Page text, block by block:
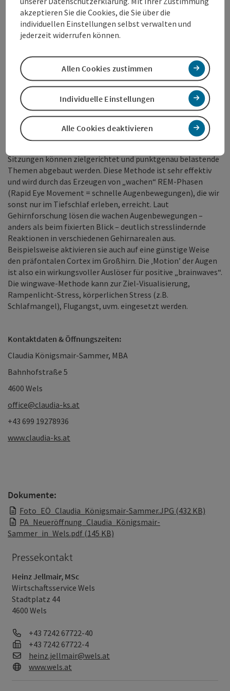
werden geistige Fähigkeiten über einen längeren Zeitraum
selbst trainiert. Durch das regelmäßige Wiederholen wird der
gewünschte Zustand im Unterbewusstsein aktiviert und die
sehr vielfältig und kann bei Stress und Druck im Berufs- und
Privatleben, zur Steigerung der eigenen Leistungsfähigkeit,
zur Entfaltung der eigenen Potentiale, bei Neuorientierung,
zur Stärkung seiner Emotionalen Intelligenz, Erreichung
seiner Ziele uvm. verwendet werden.
Emotionale Leistungsfähigkeit mit wingwave® Coaching
Die wingwave-Methode ist ein weiterer „Werkzeugkasten“
Sitzungen können zielgerichtet und punktgenau belastende
Themen abgebaut werden. Diese Methode ist sehr effektiv
und wird durch das Erzeugen von „wachen“ REM-Phasen
(Rapid Eye Movement = schnelle Augenbewegungen), die wir
sonst nur im Tiefschlaf erleben, erreicht. Laut
Gehirnforschung lösen die wachen Augenbewegungen –
anders als beim fixierten Blick – deutlich stresslindernde
Reaktionen in verschiedenen Gehirnarealen aus.
Beispielsweise aktivieren sie auch auf eine günstige Weise
den präfontalen Cortex im Großhirn. Die ‚Motion’ der Augen
ist also ein wirkungsvoller Auslöser für positive „brainwaves“.
Die wingwave-Methode kann zur Ziel-Visualisierung,
Rampenlicht-Stress, körperlichen Stress (z.B.
Schlafmangel), Flugangst, uvm. eingesetzt werden.
Kontaktdaten & Öffnungszeiten:
Claudia Königsmair-Sammer, MBA
Bahnhofstraße 5
4600 Wels
office@claudia-ks.at
+43 699 19278936
www.claudia-ks.at
Dokumente:
Foto_EÖ_Claudia_Königsmair-Sammer.JPG (432 KB)
PA_Neueröffnung_Claudia_Königsmair-
Sammer_in_Wels.pdf (145 KB)
Pressekontakt
Heinz Jellmair, MSc
Wirtschaftsservice Wels
Stadtplatz 44
4600 Wels
Telefon
+43 7242 67722-40
Fax
+43 7242 67722-4
E-Mail
heinz.jellmair@wels.at
Web
www.wels.at
akzeptieren Sie die Cookies, die Sie über die
individuellen Einstellungen selbst verwalten und
jederzeit widerrufen können.
Alle Cookies deaktivieren
Individuelle Einstellungen
Allen Cookies zustimmen